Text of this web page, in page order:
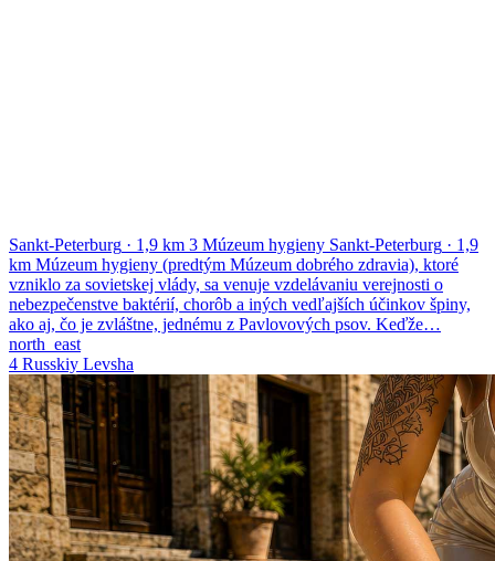
Sankt-Peterburg · 1,9 km 3 Múzeum hygieny Sankt-Peterburg · 1,9
km Múzeum hygieny (predtým Múzeum dobrého zdravia), ktoré
vzniklo za sovietskej vlády, sa venuje vzdelávaniu verejnosti o
nebezpečenstve baktérií, chorôb a iných vedľajších účinkov špiny,
ako aj, čo je zvláštne, jednému z Pavlovových psov. Keďže…
north_east
4 Russkiy Levsha